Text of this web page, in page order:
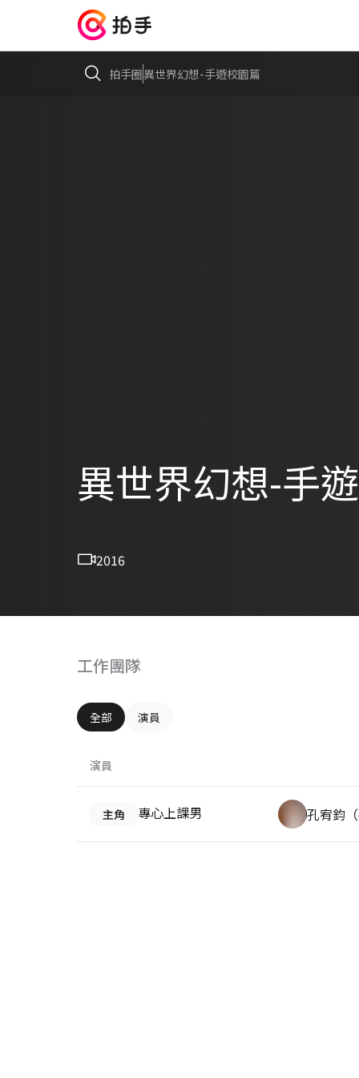
拍手圈異世界幻想-手遊校園篇
異世界幻想-手
2016
工作團隊
全部 演員
演員
主角 專心上課男 孔宥鈞